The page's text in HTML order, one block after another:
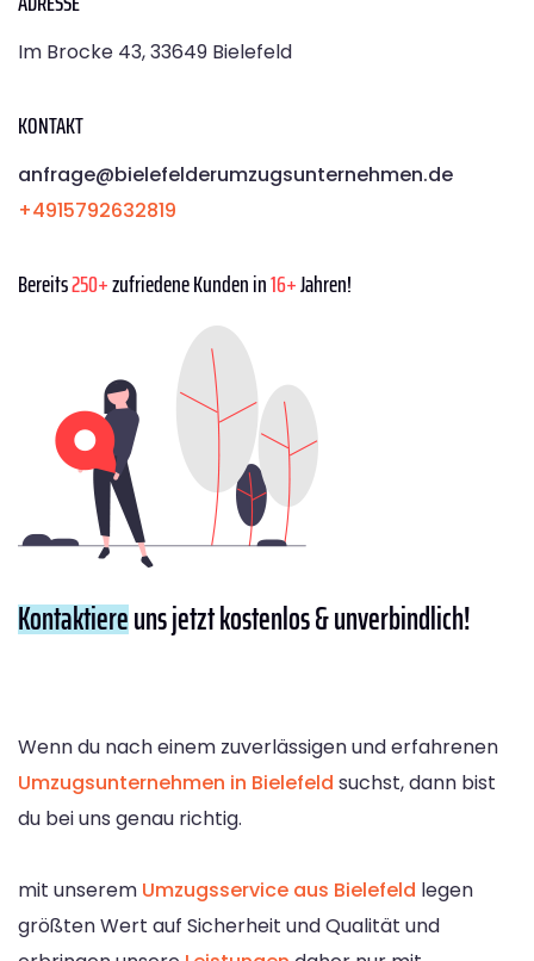
Im Brocke 43, 33649 Bielefeld
KONTAKT
anfrage@bielefelderumzugsunternehmen.de
+4915792632819
Bereits250+zufriedene Kunden in16+Jahren!
Kontaktiereuns jetzt kostenlos & unverbindlich!
Wenn du nach einem zuverlässigen und erfahrenen
Umzugsunternehmen in Bielefeld suchst, dann bist
du bei uns genau richtig.
mit unserem Umzugsservice aus Bielefeld legen
größten Wert auf Sicherheit und Qualität und